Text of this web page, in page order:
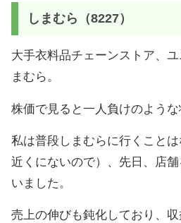
しまむら（8227）
大手衣料品チェーンストア、
まむら。
株価で見ると一人負けのような
私は普段しまむらに行くこと
近くにないので）、先日、店
いました。
売上の伸びも鈍化しており、